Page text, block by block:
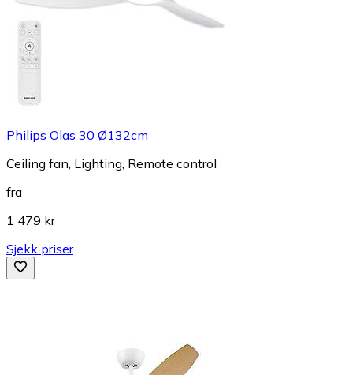
Philips Olas 30 Ø132cm
Ceiling fan, Lighting, Remote control
fra
1 479 kr
Sjekk priser